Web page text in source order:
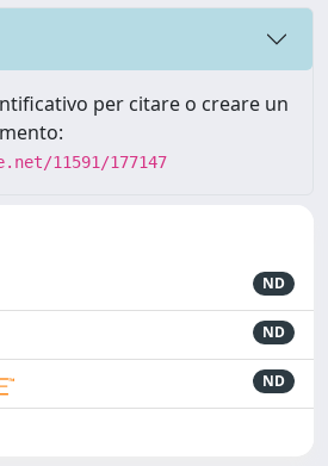
per citare o creare un
11591/177147
ND
ND
ND